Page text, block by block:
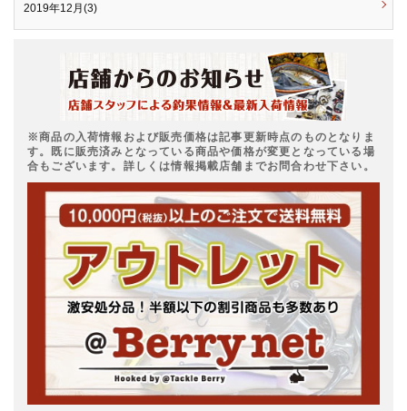
2019年12月(3)
※商品の入荷情報および販売価格は記事更新時点のものとなりま
す。既に販売済みとなっている商品や価格が変更となっている場
合もございます。詳しくは情報掲載店舗までお問合わせ下さい。